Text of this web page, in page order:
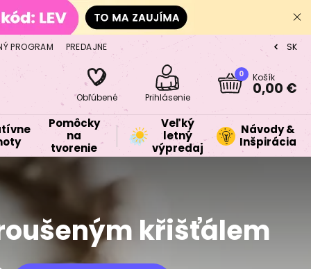
PROGRAM PREDAJNE CZ
SK
Obľúbené Prihlásenie
0 Košík
0,00 €
Pomôcky
na
tvorenie
Veľký
letný
výpredaj
Návody &
Inšpirácia
křišťálem